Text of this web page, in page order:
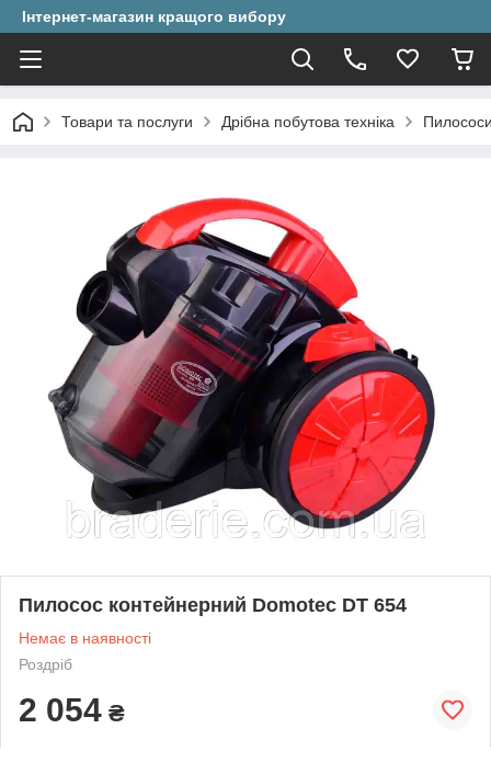
Інтернет-магазин кращого вибору
Товари та послуги Дрібна побутова техніка
Пилосос контейнерний Domotec DT 654
Немає в наявності
Роздріб
2 054 ₴